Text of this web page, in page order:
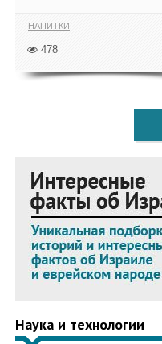
НАПИТКИ
478
Наука и технологии